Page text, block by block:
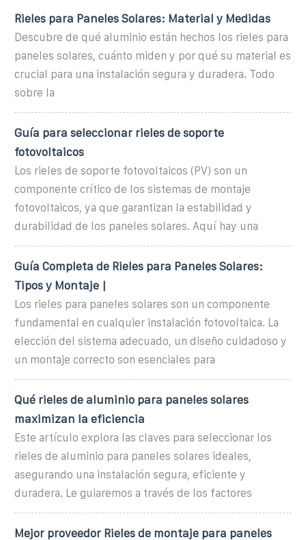
Rieles para Paneles Solares: Material y Medidas
Descubre de qué aluminio están hechos los rieles para
paneles solares, cuánto miden y por qué su material es
crucial para una instalación segura y duradera. Todo
sobre la
Guía para seleccionar rieles de soporte
fotovoltaicos
Los rieles de soporte fotovoltaicos (PV) son un
componente crítico de los sistemas de montaje
fotovoltaicos, ya que garantizan la estabilidad y
durabilidad de los paneles solares. Aquí hay una
Guía Completa de Rieles para Paneles Solares:
Tipos y Montaje |
Los rieles para paneles solares son un componente
fundamental en cualquier instalación fotovoltaica. La
elección del sistema adecuado, un diseño cuidadoso y
un montaje correcto son esenciales para
Qué rieles de aluminio para paneles solares
maximizan la eficiencia
Este artículo explora las claves para seleccionar los
rieles de aluminio para paneles solares ideales,
asegurando una instalación segura, eficiente y
duradera. Le guiaremos a través de los factores
Mejor proveedor Rieles de montaje para paneles